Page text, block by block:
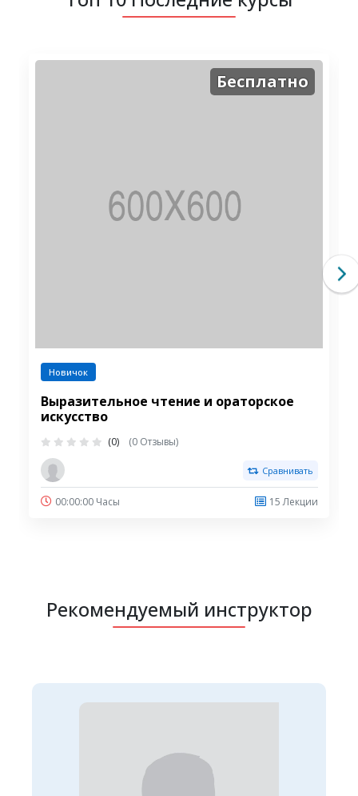
Бесплатно
Новичок
Выразительное чтение и ораторское
искусство
(0) (0 Отзывы)
Сравнивать
00:00:00 Часы 15 Лекции
Рекомендуемый инструктор